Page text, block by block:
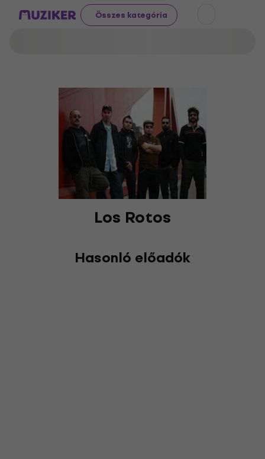
Összes kategória
Los Rotos
Hasonló előadók